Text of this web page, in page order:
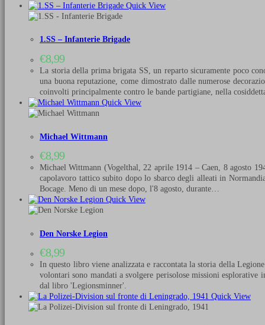
Quick View
1.SS – Infanterie Brigade
€8,99
La storia della prima brigata SS, un reparto sicuramente poco
una buona reputazione, come dimostrato dalle numerose
coinvolti principalmente contro le bande partigiane, nella
Quick View
Michael Wittmann
€8,99
Michael Wittmann (Vogelthal, 22 aprile 1914 – Caen, 8 agosto
capolavoro tattico subito dopo lo sbarco degli alleati in
Bocage. Meno di un mese dopo, l'8 agosto, durante…
Quick View
Den Norske Legion
€8,99
In questo libro viene analizzata e raccontata la storia della
volontari sono mandati a svolgere perisolose missioni
dal libro 'Legionsminner'.
Quick View